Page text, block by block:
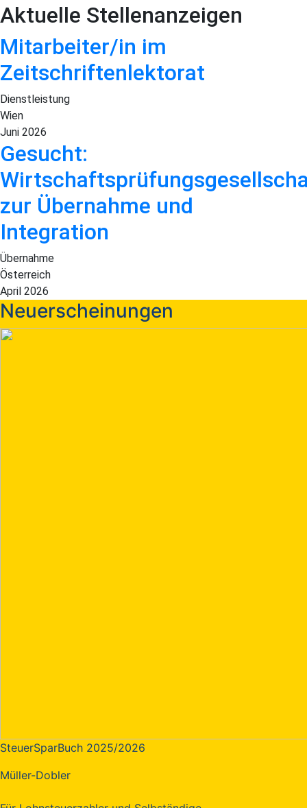
Aktuelle Stellenanzeigen
Mitarbeiter/in im
Zeitschriftenlektorat
Dienstleistung
Wien
Juni 2026
Gesucht:
zur Übernahme und
Integration
Übernahme
Österreich
April 2026
Neuerscheinungen
SteuerSparBuch 2025/2026
Müller-Dobler